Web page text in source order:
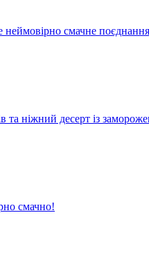
смачне
та ніжний десерт із
смачно!